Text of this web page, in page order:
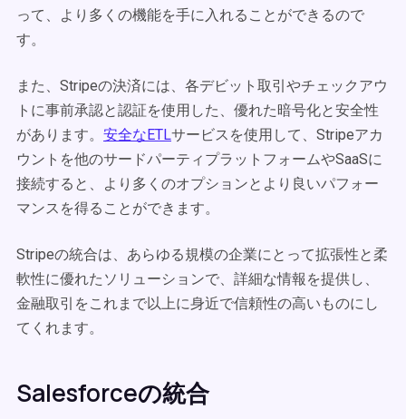
って、より多くの機能を手に入れることができるので
す。
また、Stripeの決済には、各デビット取引やチェックアウ
トに事前承認と認証を使用した、優れた暗号化と安全性
があります。 安全なETLサービスを使用して、Stripeアカ
ウントを他のサードパーティプラットフォームやSaaSに
接続すると、より多くのオプションとより良いパフォー
マンスを得ることができます。
Stripeの統合は、あらゆる規模の企業にとって拡張性と柔
軟性に優れたソリューションで、詳細な情報を提供し、
金融取引をこれまで以上に身近で信頼性の高いものにし
てくれます。
Salesforceの統合